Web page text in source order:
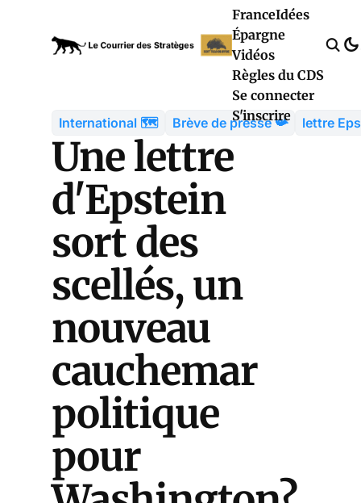
FranceIdées
Épargne
Vidéos
Règles du CDS
Se connecter
S'inscrire
International 🗺️ Brève de presse 📯 lettre
Une lettre
d'Epstein
sort des
scellés, un
nouveau
cauchemar
politique
pour